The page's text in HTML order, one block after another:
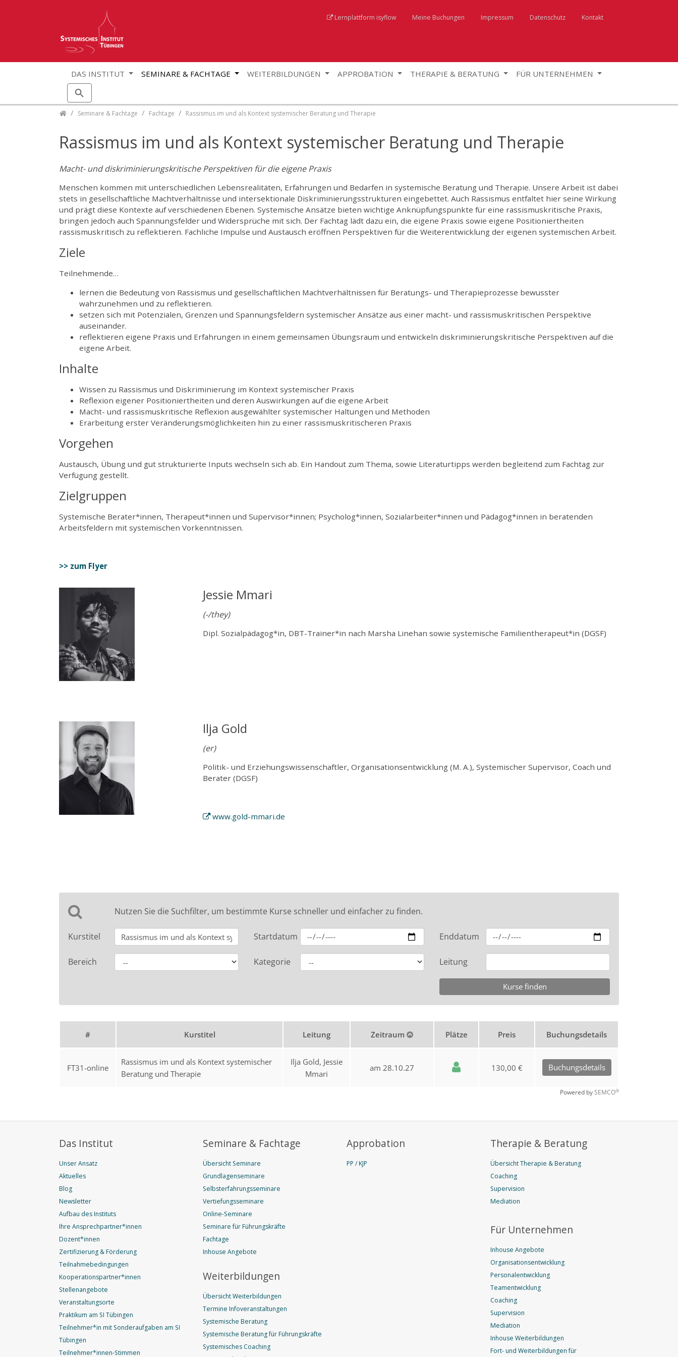
Lernplattform isyflow Meine Buchungen Impressum Datenschutz Kontakt
DAS INSTITUT SEMINARE & FACHTAGE WEITERBILDUNGEN APPROBATION THERAPIE & BERATUNG FÜR UNTERNEHMEN
Seminare & Fachtage Fachtage Rassismus im und als Kontext systemischer Beratung und Therapie
Rassismus im und als Kontext systemischer Beratung und Therapie
Macht- und diskriminierungskritische Perspektiven für die eigene Praxis
Menschen kommen mit unterschiedlichen Lebensrealitäten, Erfahrungen und Bedarfen in systemische Beratung und Therapie. Unsere Arbeit ist dabei
stets in gesellschaftliche Machtverhältnisse und intersektionale Diskriminierungsstrukturen eingebettet. Auch Rassismus entfaltet hier seine Wirkung
und prägt diese Kontexte auf verschiedenen Ebenen. Systemische Ansätze bieten wichtige Anknüpfungspunkte für eine rassismuskritische Praxis,
bringen jedoch auch Spannungsfelder und Widersprüche mit sich. Der Fachtag lädt dazu ein, die eigene Praxis sowie eigene Positioniertheiten
rassismuskritisch zu reflektieren. Fachliche Impulse und Austausch eröffnen Perspektiven für die Weiterentwicklung der eigenen systemischen Arbeit.
Ziele
Teilnehmende…
lernen die Bedeutung von Rassismus und gesellschaftlichen Machtverhältnissen für Beratungs- und Therapieprozesse bewusster
wahrzunehmen und zu reflektieren.
setzen sich mit Potenzialen, Grenzen und Spannungsfeldern systemischer Ansätze aus einer macht- und rassismuskritischen Perspektive
auseinander.
reflektieren eigene Praxis und Erfahrungen in einem gemeinsamen Übungsraum und entwickeln diskriminierungskritische Perspektiven auf die
eigene Arbeit.
Inhalte
Wissen zu Rassismus und Diskriminierung im Kontext systemischer Praxis
Reflexion eigener Positioniertheiten und deren Auswirkungen auf die eigene Arbeit
Macht- und rassismuskritische Reflexion ausgewählter systemischer Haltungen und Methoden
Erarbeitung erster Veränderungsmöglichkeiten hin zu einer rassismuskritischeren Praxis
Vorgehen
Austausch, Übung und gut strukturierte Inputs wechseln sich ab. Ein Handout zum Thema, sowie Literaturtipps werden begleitend zum Fachtag zur
Verfügung gestellt.
Zielgruppen
Systemische Berater*innen, Therapeut*innen und Supervisor*innen; Psycholog*innen, Sozialarbeiter*innen und Pädagog*innen in beratenden
Arbeitsfeldern mit systemischen Vorkenntnissen.
>> zum Flyer
Jessie Mmari
(-/they)
Dipl. Sozialpädagog*in, DBT-Trainer*in nach Marsha Linehan sowie systemische Familientherapeut*in (DGSF)
Ilja Gold
(er)
Politik- und Erziehungswissenschaftler, Organisationsentwicklung (M. A.), Systemischer Supervisor, Coach und
Berater (DGSF)
www.gold-mmari.de
Das Institut
Unser Ansatz
Aktuelles
Blog
Newsletter
Aufbau des Instituts
Ihre Ansprechpartner*innen
Dozent*innen
Zertifizierung & Förderung
Teilnahmebedingungen
Kooperationspartner*innen
Stellenangebote
Veranstaltungsorte
Praktikum am SI Tübingen
Teilnehmer*in mit Sonderaufgaben am SI
Tübingen
Teilnehmer*innen-Stimmen
Seminare & Fachtage
Übersicht Seminare
Grundlagenseminare
Selbsterfahrungsseminare
Vertiefungsseminare
Online-Seminare
Seminare für Führungskräfte
Fachtage
Inhouse Angebote
Weiterbildungen
Übersicht Weiterbildungen
Termine Infoveranstaltungen
Systemische Beratung
Systemische Beratung für Führungskräfte
Systemisches Coaching
Approbation
PP / KJP
Therapie & Beratung
Übersicht Therapie & Beratung
Coaching
Supervision
Mediation
Für Unternehmen
Inhouse Angebote
Organisationsentwicklung
Personalentwicklung
Teamentwicklung
Coaching
Supervision
Mediation
Inhouse Weiterbildungen
Fort- und Weiterbildungen für